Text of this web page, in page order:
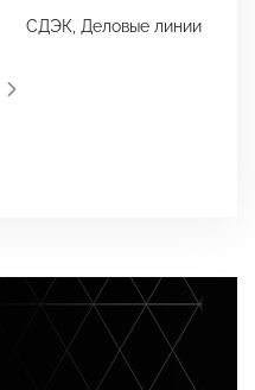
СДЭК, Деловые линии